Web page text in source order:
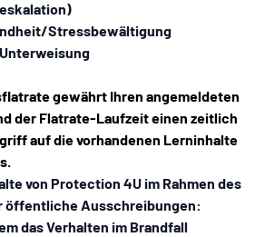
Stressbewältigung
gewährt Ihren angemeldeten
der Flatrate-Laufzeit einen zeitlich
auf die vorhandenen Lerninhalte
von Protection 4Uim Rahmen des
öffentliche Ausschreibungen:
das Verhalten im Brandfall